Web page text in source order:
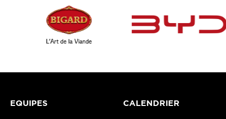
EQUIPES CALENDRIER